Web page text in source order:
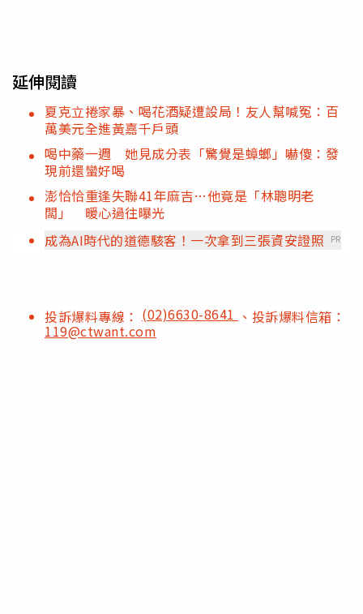
延伸閱讀
夏克立捲家暴、喝花酒疑遭設局！友人幫喊冤：百
萬美元全進黃嘉千戶頭
喝中藥一週 她見成分表「驚覺是蟑螂」嚇傻：發
現前還蠻好喝
澎恰恰重逢失聯41年麻吉…他竟是「林聰明老
闆」 暖心過往曝光
成為AI時代的道德駭客！一次拿到三張資安證照
PR
投訴爆料專線： (02)6630-8641 、投訴爆料信箱：
119@ctwant.com